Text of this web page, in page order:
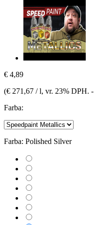
€ 4,89
(€ 271,67 / l, vr. 23% DPH. -
Farba:
Farba: Polished Silver